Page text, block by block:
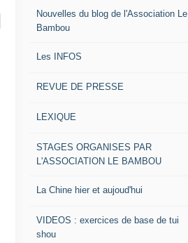
Nouvelles du blog de l'Association Le
Bambou
Les INFOS
REVUE DE PRESSE
LEXIQUE
STAGES ORGANISES PAR
L'ASSOCIATION LE BAMBOU
La Chine hier et aujoud'hui
VIDEOS : exercices de base de tui
shou